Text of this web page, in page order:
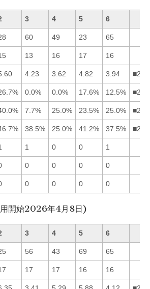
3 4 5 6
60 49 23 65
13 16 17 16
4.23 3.62 4.82 3.94
0.0% 0.0% 17.6% 12.5%
7.7% 25.0% 23.5% 25.0%
38.5% 25.0% 41.2% 37.5%
1 0 0 1
0 0 0 0
0 0 0 0
開始2026年4月8日)
3 4 5 6
56 43 69 65
17 17 16 16